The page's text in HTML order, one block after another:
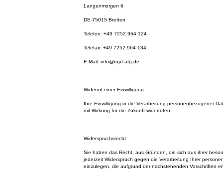
Langenmorgen 6
DE-75015 Bretten
Telefon: +49 7252 964 124
Telefax: +49 7252 964 134
E-Mail: info@rupf-atg.de
Widerruf einer Einwilligung
Ihre Einwilligung in die Verarbeitung personenbezogener
mit Wirkung für die Zukunft widerrufen.
Widerspruchsrecht
Sie haben das Recht, aus Gründen, die sich aus ihrer
jederzeit Widerspruch gegen die Verarbeitung Ihrer
einzulegen, die aufgrund der nachstehenden Vorschriften